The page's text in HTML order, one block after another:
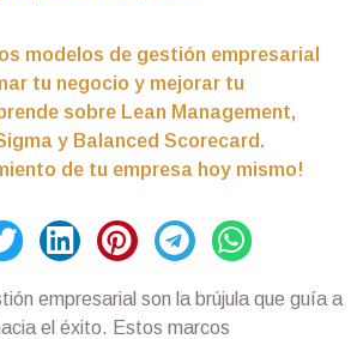
modelos de gestión empresarial
tu negocio y mejorar tu
sobre Lean Management,
y Balanced Scorecard.
de tu empresa hoy mismo!
empresarial son la brújula que guía a
el éxito. Estos marcos